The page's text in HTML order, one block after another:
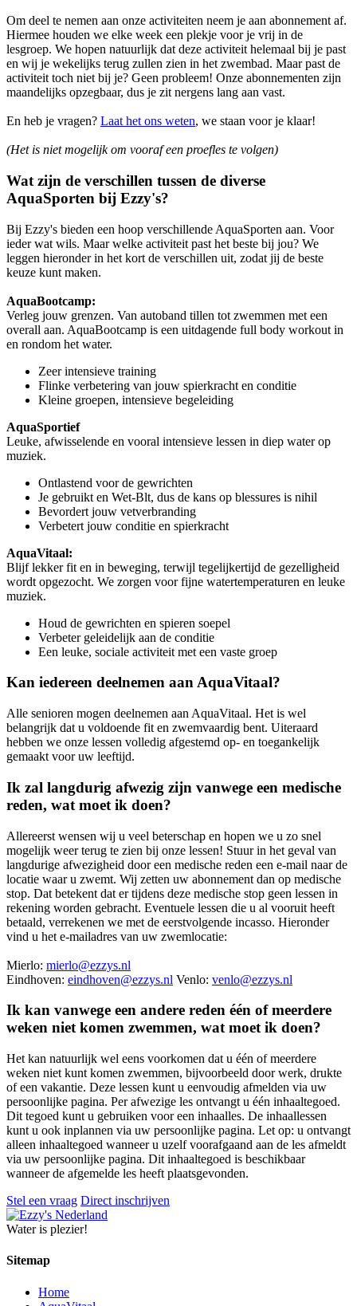
Om deel te nemen aan onze activiteiten neem je aan abonnement af.
Hiermee houden we elke week een plekje voor je vrij in de
lesgroep. We hopen natuurlijk dat deze activiteit helemaal bij je past
en wij je wekelijks terug zullen zien in het zwembad. Maar past de
activiteit toch niet bij je? Geen probleem! Onze abonnementen zijn
maandelijks opzegbaar, dus je zit nergens lang aan vast.
En heb je vragen? Laat het ons weten, we staan voor je klaar!
(Het is niet mogelijk om vooraf een proefles te volgen)
Wat zijn de verschillen tussen de diverse
AquaSporten bij Ezzy's?
Bij Ezzy's bieden een hoop verschillende AquaSporten aan. Voor
ieder wat wils. Maar welke activiteit past het beste bij jou? We
leggen hieronder in het kort de verschillen uit, zodat jij de beste
keuze kunt maken.
AquaBootcamp:
Verleg jouw grenzen. Van autoband tillen tot zwemmen met een
overall aan. AquaBootcamp is een uitdagende full body workout in
en rondom het water.
Zeer intensieve training
Flinke verbetering van jouw spierkracht en conditie
Kleine groepen, intensieve begeleiding
AquaSportief
Leuke, afwisselende en vooral intensieve lessen in diep water op
muziek.
Ontlastend voor de gewrichten
Je gebruikt en Wet-Blt, dus de kans op blessures is nihil
Bevordert jouw vetverbranding
Verbetert jouw conditie en spierkracht
AquaVitaal:
Blijf lekker fit en in beweging, terwijl tegelijkertijd de gezelligheid
wordt opgezocht. We zorgen voor fijne watertemperaturen en leuke
muziek.
Houd de gewrichten en spieren soepel
Verbeter geleidelijk aan de conditie
Een leuke, sociale activiteit met een vaste groep
Kan iedereen deelnemen aan AquaVitaal?
Alle senioren mogen deelnemen aan AquaVitaal. Het is wel
belangrijk dat u voldoende fit en zwemvaardig bent. Uiteraard
hebben we onze lessen volledig afgestemd op- en toegankelijk
gemaakt voor uw leeftijd.
Ik zal langdurig afwezig zijn vanwege een medische
reden, wat moet ik doen?
Allereerst wensen wij u veel beterschap en hopen we u zo snel
mogelijk weer terug te zien bij onze lessen! Stuur in het geval van
langdurige afwezigheid door een medische reden een e-mail naar de
locatie waar u zwemt. Wij zetten uw abonnement dan op medische
stop. Dat betekent dat er tijdens deze medische stop geen lessen in
rekening worden gebracht. Eventuele lessen die u al vooruit heeft
betaald, verrekenen we met de eerstvolgende incasso. Hieronder
vind u het e-mailadres van uw zwemlocatie:
Mierlo: mierlo@ezzys.nl
Eindhoven: eindhoven@ezzys.nl Venlo: venlo@ezzys.nl
Ik kan vanwege een andere reden één of meerdere
weken niet komen zwemmen, wat moet ik doen?
Het kan natuurlijk wel eens voorkomen dat u één of meerdere
weken niet kunt komen zwemmen, bijvoorbeeld door werk, drukte
of een vakantie. Deze lessen kunt u eenvoudig afmelden via uw
persoonlijke pagina. Per afwezige les ontvangt u één inhaaltegoed.
Dit tegoed kunt u gebruiken voor een inhaalles. De inhaallessen
kunt u ook inplannen via uw persoonlijke pagina. Let op: u ontvangt
alleen inhaaltegoed wanneer u uzelf voorafgaand aan de les afmeldt
via uw persoonlijke pagina. Dit inhaaltegoed is beschikbaar
wanneer de afgemelde les heeft plaatsgevonden.
Stel een vraag Direct inschrijven
Water is plezier!
Sitemap
Home